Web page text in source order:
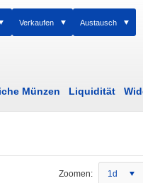
Verkaufen Austausch
Münzen Liquidität
Zoomen: 1d